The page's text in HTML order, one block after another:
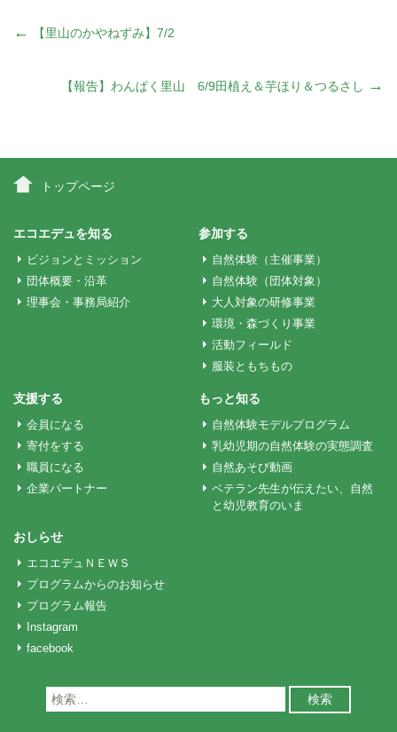
投
ビ
ゲ
ー
ョ
ン
← 【里山のかやねずみ】7/2
【報告】わんぱく里山 6/9田植え＆芋ほり＆つるさし →
トップページ
エコエデュを知る
ビジョンとミッション
団体概要・沿革
理事会・事務局紹介
参加する
自然体験（主催事業）
自然体験（団体対象）
大人対象の研修事業
環境・森づくり事業
活動フィールド
服装ともちもの
支援する
会員になる
寄付をする
職員になる
企業パートナー
もっと知る
自然体験モデルプログラム
乳幼児期の自然体験の実態調査
自然あそび動画
ベテラン先生が伝えたい、自然
と幼児教育のいま
おしらせ
エコエデュＮＥＷＳ
プログラムからのお知らせ
プログラム報告
Instagram
facebook
検
索: